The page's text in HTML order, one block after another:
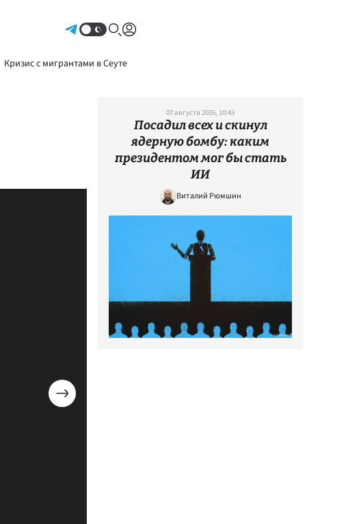
Кризис с мигрантами в Сеуте
07 августа 2026, 10:43
Посадил всех и скинул
ядерную бомбу: каким
президентом мог бы стать
ИИ
Виталий Рюмшин